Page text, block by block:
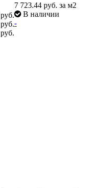
руб.
руб.
руб.
7 723.44 руб. за м2
В наличии
-